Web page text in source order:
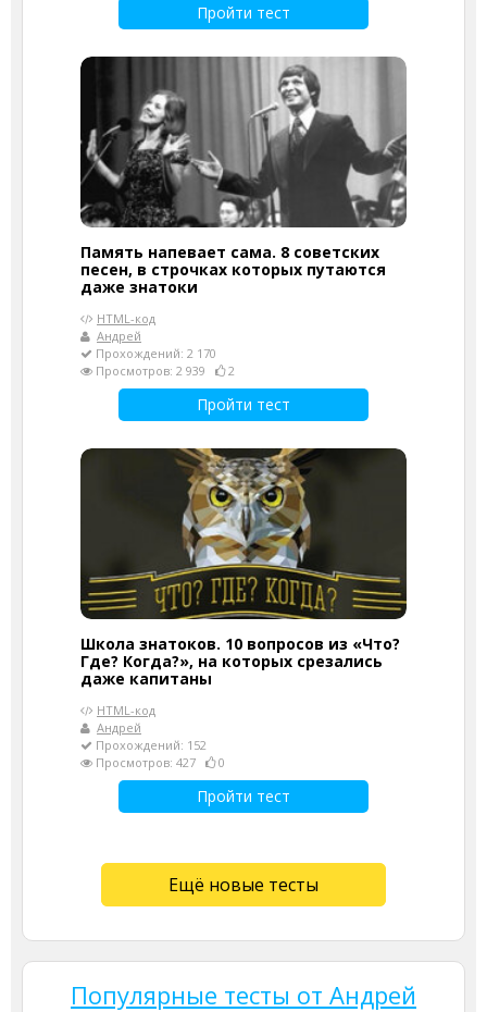
Пройти тест
Память напевает сама. 8 советских
песен, в строчках которых путаются
даже знатоки
HTML-код
Андрей
Прохождений: 2 170
Просмотров: 2 939
2
Пройти тест
Школа знатоков. 10 вопросов из «Что?
Где? Когда?», на которых срезались
даже капитаны
HTML-код
Андрей
Прохождений: 152
Просмотров: 427
0
Пройти тест
Ещё новые тесты
Популярные тесты от Андрей